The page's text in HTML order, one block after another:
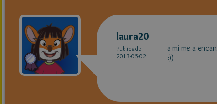
laura20
Publicado
2013-05-02
a mi me a
:))